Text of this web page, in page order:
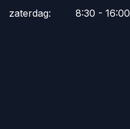
zaterdag:
​8:30 - 16:00